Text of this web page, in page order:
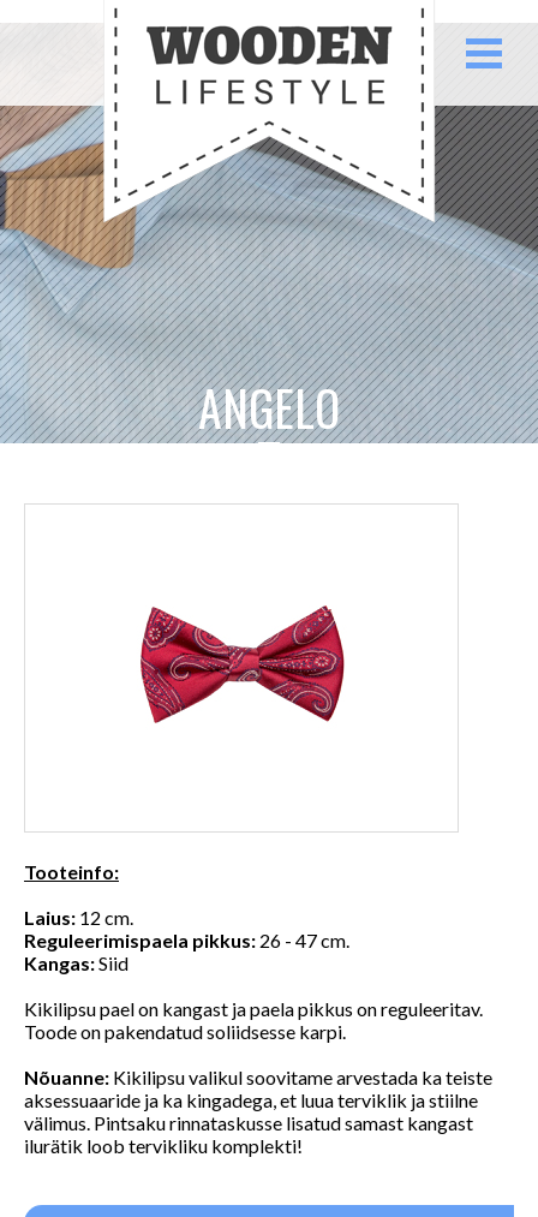
ANGELO
Tooteinfo:
Laius: 12 cm.
Reguleerimispaela pikkus: 26 - 47 cm.
Kangas:Siid
Kikilipsu pael on kangast ja paela pikkus on reguleeritav.
Toode on pakendatud soliidsesse karpi.
Nõuanne: Kikilipsu valikul soovitame arvestada ka teiste
aksessuaaride ja ka kingadega, et luua terviklik ja stiilne
välimus. Pintsaku rinnataskusse lisatud samast kangast
ilurätik loob tervikliku komplekti!